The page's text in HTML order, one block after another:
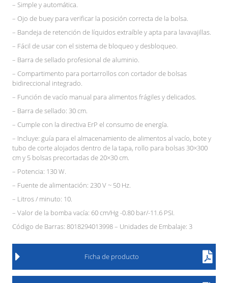
– Simple y automática.
– Ojo de buey para verificar la posición correcta de la bolsa.
– Bandeja de retención de líquidos extraíble y apta para lavavajillas.
– Fácil de usar con el sistema de bloqueo y desbloqueo.
– Barra de sellado profesional de aluminio.
– Compartimento para portarrollos con cortador de bolsas
bidireccional integrado.
– Función de vacío manual para alimentos frágiles y delicados.
– Barra de sellado: 30 cm.
– Cumple con la directiva ErP el consumo de energía.
– Incluye: guía para el almacenamiento de alimentos al vacío, bote y
tubo de corte alojados dentro de la tapa, rollo para bolsas 30×300
cm y 5 bolsas precortadas de 20×30 cm.
– Potencia: 130 W.
– Fuente de alimentación: 230 V ~ 50 Hz.
– Litros / minuto: 10.
– Valor de la bomba vacía: 60 cm/Hg -0.80 bar/-11.6 PSI.
Código de Barras: 8018294013998 – Unidades de Embalaje: 3
Ficha de producto